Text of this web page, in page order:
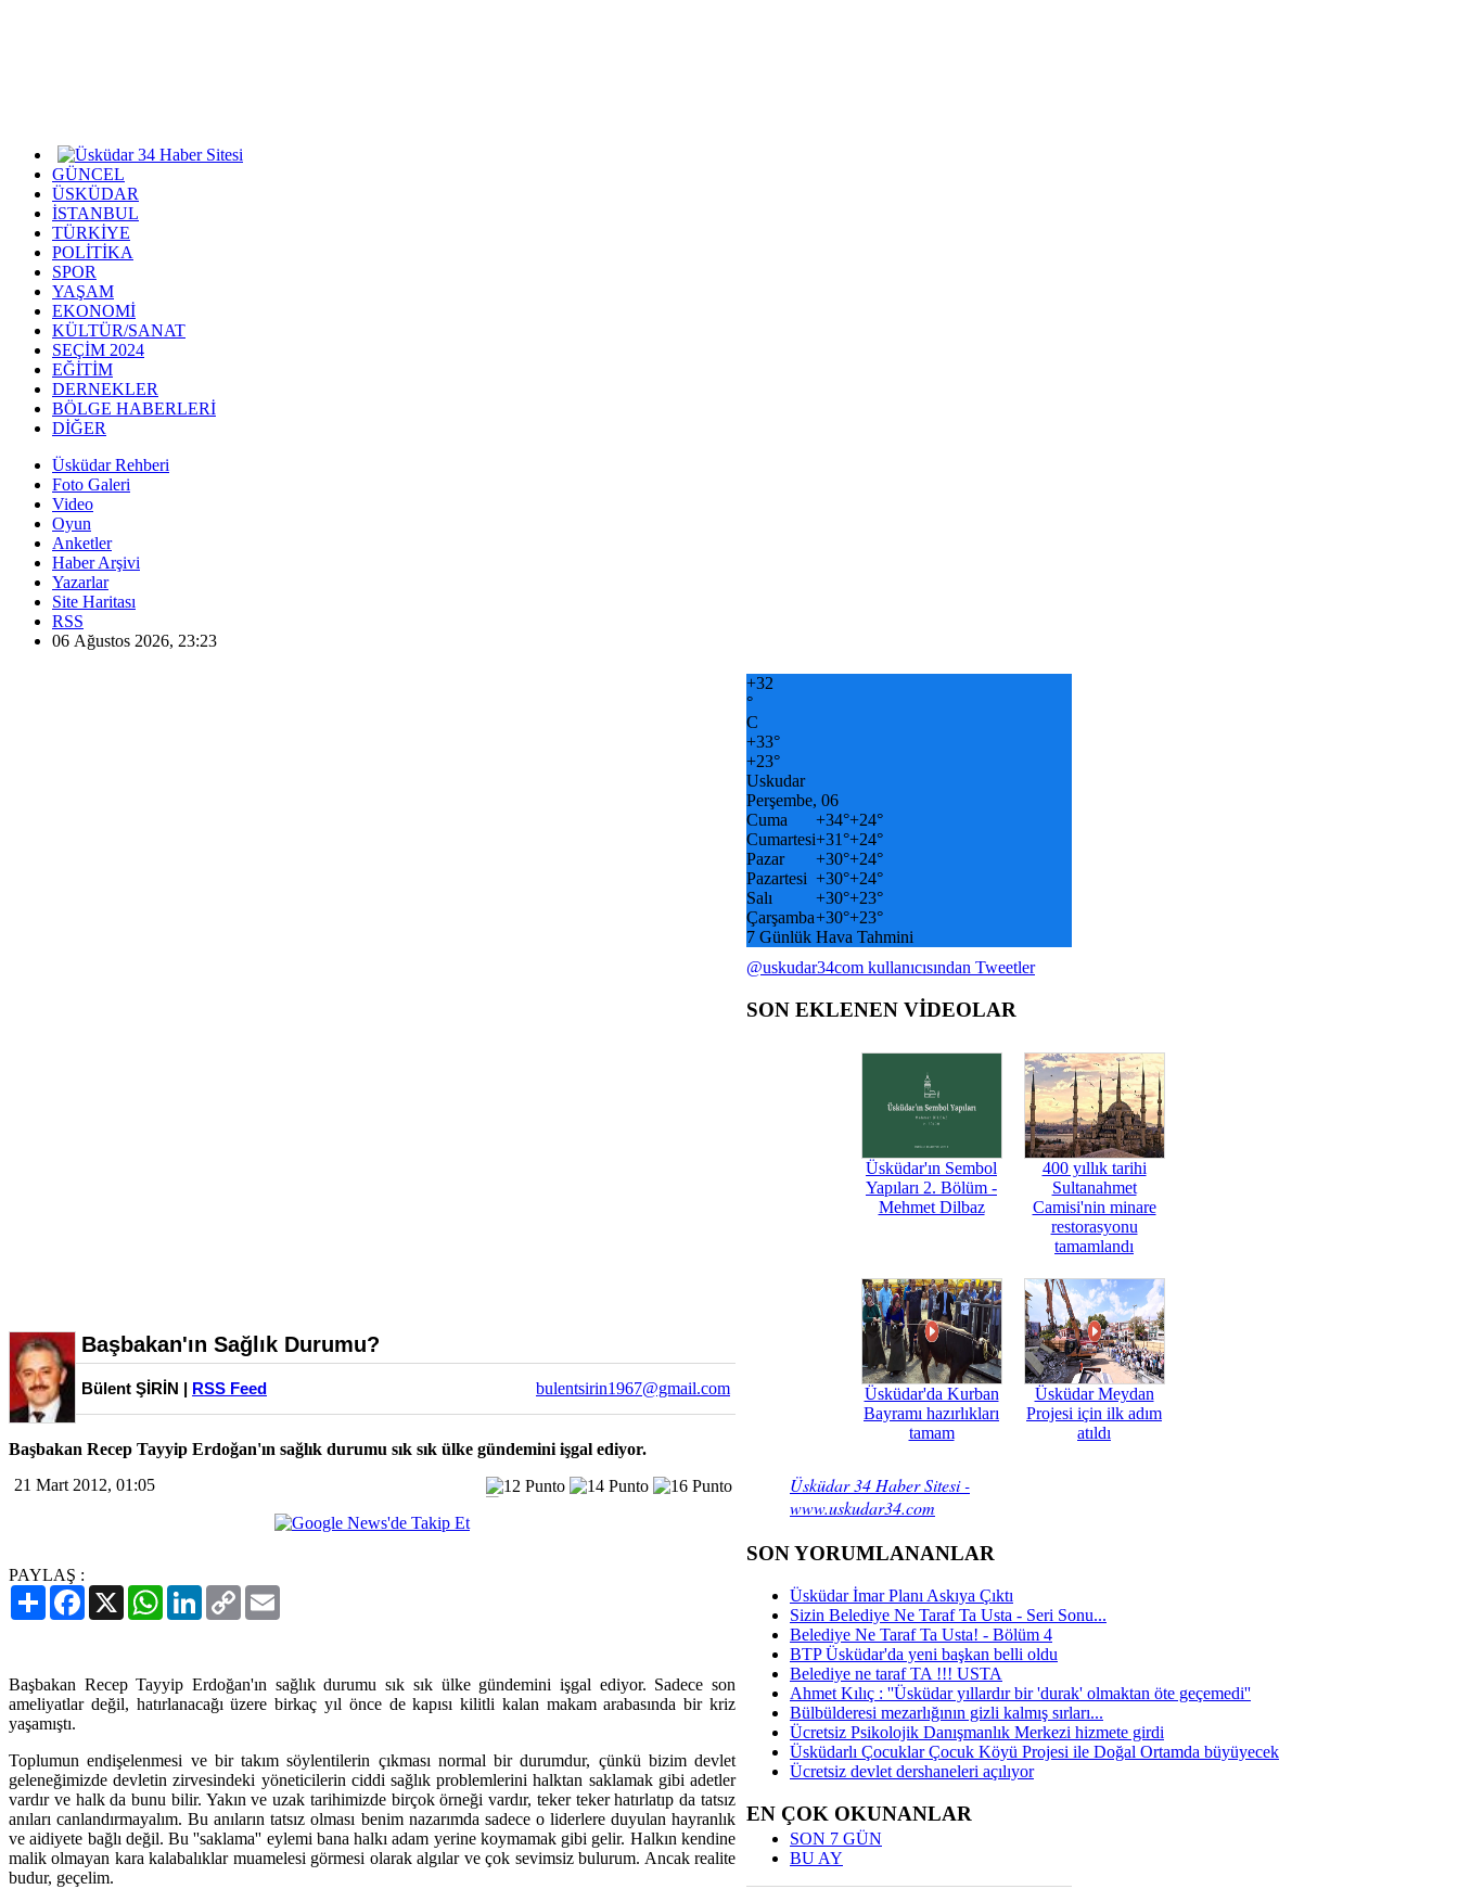
GÜNCEL
ÜSKÜDAR
İSTANBUL
TÜRKİYE
POLİTİKA
SPOR
YAŞAM
EKONOMİ
KÜLTÜR/SANAT
SEÇİM 2024
EĞİTİM
DERNEKLER
BÖLGE HABERLERİ
DİĞER
Üsküdar Rehberi
Foto Galeri
Video
Oyun
Anketler
Haber Arşivi
Yazarlar
Site Haritası
RSS
06 Ağustos 2026, 23:23
Başbakan'ın Sağlık Durumu?
Bülent ŞİRİN | RSS Feed bulentsirin1967@gmail.com
Başbakan Recep Tayyip Erdoğan'ın sağlık durumu sık sık ülke gündemini işgal ediyor.
21 Mart 2012, 01:05
PAYLAŞ :
PaylaşFacebook
X WhatsAppLinkedIn
Copy
Link
Başbakan Recep Tayyip Erdoğan'ın sağlık durumu sık sık ülke gündemini işgal ediyor. Sadece son
ameliyatlar değil, hatırlanacağı üzere birkaç yıl önce de kapısı kilitli kalan makam arabasında bir kriz
yaşamıştı.
Toplumun endişelenmesi ve bir takım söylentilerin çıkması normal bir durumdur, çünkü bizim devlet
geleneğimizde devletin zirvesindeki yöneticilerin ciddi sağlık problemlerini halktan saklamak gibi adetler
vardır ve halk da bunu bilir. Yakın ve uzak tarihimizde birçok örneği vardır, teker teker hatırlatıp da tatsız
anıları canlandırmayalım. Bu anıların tatsız olması benim nazarımda sadece o liderlere duyulan hayranlık
ve aidiyete bağlı değil. Bu ''saklama'' eylemi bana halkı adam yerine koymamak gibi gelir. Halkın kendine
malik olmayan kara kalabalıklar muamelesi görmesi olarak algılar ve çok sevimsiz bulurum. Ancak realite
budur, geçelim.
+32
°
C
+33°
+23°
Uskudar
Perşembe, 06
Cuma
+34°+24°
Cumartesi+31°+24°
Pazar
+30°+24°
Pazartesi +30°+24°
Salı
+30°+23°
Çarşamba+30°+23°
7 Günlük Hava Tahmini
@uskudar34com kullanıcısından Tweetler
SON EKLENEN VİDEOLAR
Üsküdar'ın Sembol
Yapıları 2. Bölüm -
Mehmet Dilbaz
400 yıllık tarihi
Sultanahmet
Camisi'nin minare
restorasyonu
tamamlandı
Üsküdar'da Kurban
Bayramı hazırlıkları
tamam
Üsküdar Meydan
Projesi için ilk adım
atıldı
Üsküdar 34 Haber Sitesi -
www.uskudar34.com
SON YORUMLANANLAR
Üsküdar İmar Planı Askıya Çıktı
Sizin Belediye Ne Taraf Ta Usta - Seri Sonu...
Belediye Ne Taraf Ta Usta! - Bölüm 4
BTP Üsküdar'da yeni başkan belli oldu
Belediye ne taraf TA !!! USTA
Ahmet Kılıç : ''Üsküdar yıllardır bir 'durak' olmaktan öte geçemedi''
Bülbülderesi mezarlığının gizli kalmış sırları...
Ücretsiz Psikolojik Danışmanlık Merkezi hizmete girdi
Üsküdarlı Çocuklar Çocuk Köyü Projesi ile Doğal Ortamda büyüyecek
Ücretsiz devlet dershaneleri açılıyor
EN ÇOK OKUNANLAR
SON 7 GÜN
BU AY